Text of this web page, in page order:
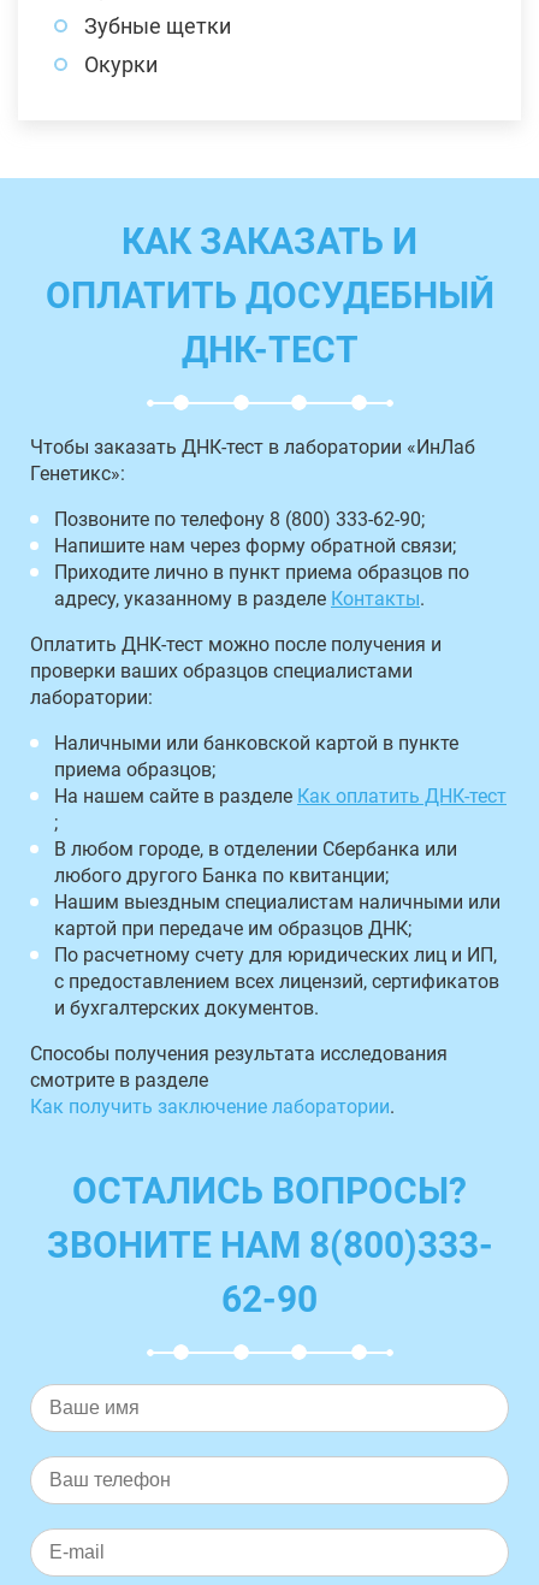
Зубные щетки
Окурки
КАК ЗАКАЗАТЬ И
ОПЛАТИТЬ ДОСУДЕБНЫЙ
ДНК-ТЕСТ
Чтобы заказать ДНК-тест в лаборатории «ИнЛаб
Генетикс»:
Позвоните по телефону 8 (800) 333-62-90;
Напишите нам через форму обратной связи;
Приходите лично в пункт приема образцов по
адресу, указанному в разделе Контакты.
Оплатить ДНК-тест можно после получения и
проверки ваших образцов специалистами
лаборатории:
Наличными или банковской картой в пункте
приема образцов;
На нашем сайте в разделе Как оплатить ДНК-тест
;
В любом городе, в отделении Сбербанка или
любого другого Банка по квитанции;
Нашим выездным специалистам наличными или
картой при передаче им образцов ДНК;
По расчетному счету для юридических лиц и ИП,
с предоставлением всех лицензий, сертификатов
и бухгалтерских документов.
Способы получения результата исследования
смотрите в разделе
Как получить заключение лаборатории.
ОСТАЛИСЬ ВОПРОСЫ?
ЗВОНИТЕ НАМ 8(800)333-
62-90